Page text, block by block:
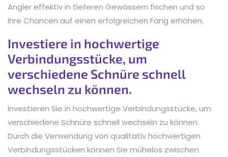
Angler effektiv in tieferen Gewässern fischen und so
ihre Chancen auf einen erfolgreichen Fang erhöhen.
Investiere in hochwertige
Verbindungsstücke, um
verschiedene Schnüre schnell
wechseln zu können.
Investieren Sie in hochwertige Verbindungsstücke, um
verschiedene Schnüre schnell wechseln zu können.
Durch die Verwendung von qualitativ hochwertigen
Verbindungsstücken können Sie mühelos zwischen